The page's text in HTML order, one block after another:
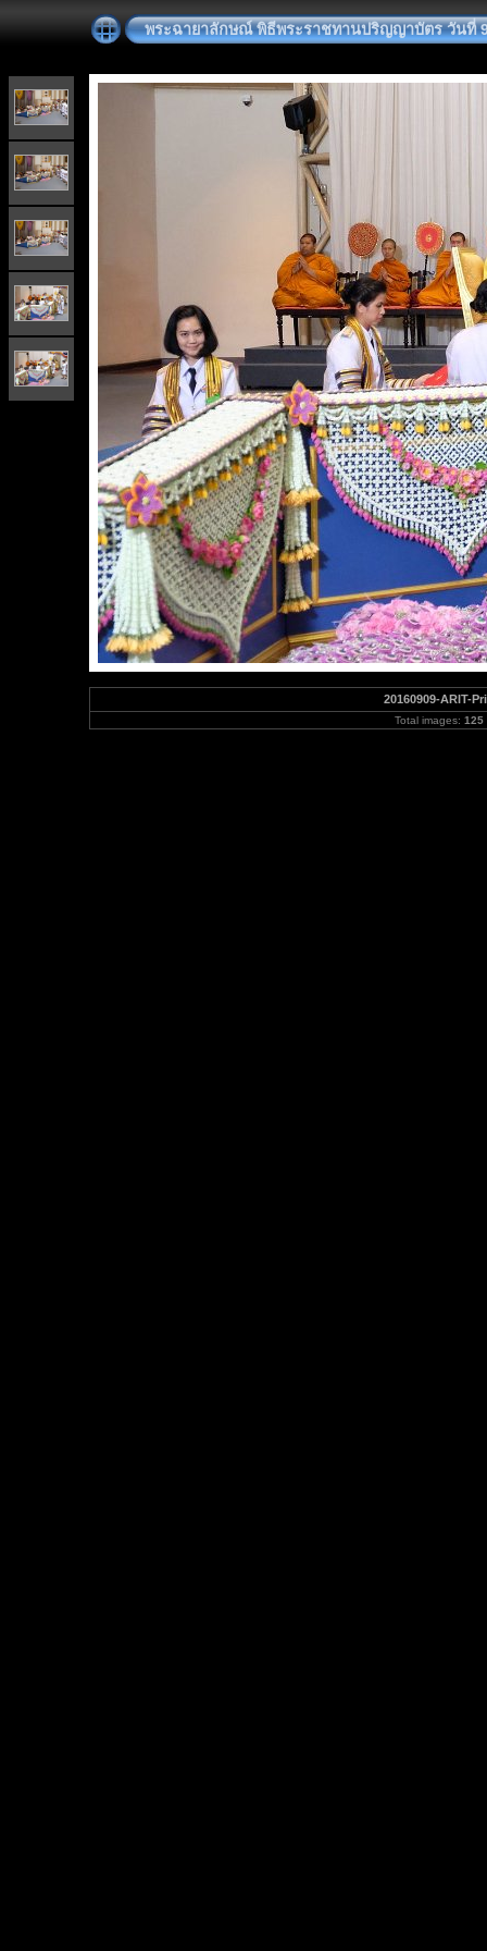
พระฉายาลักษณ์ พิธีพระราชทานปริญญาบัตร วันที่
20160909-ARIT-
Total images: 125